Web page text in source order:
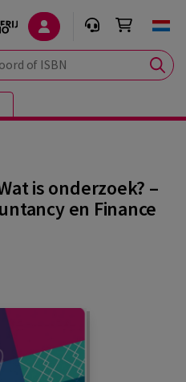
ISBN
is onderzoek? –
en Finance